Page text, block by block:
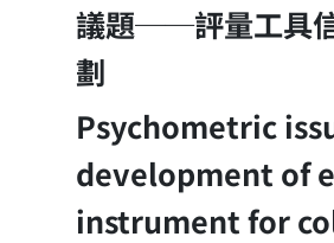
議題──評量工具
劃
Psychometric
development of
instrument for